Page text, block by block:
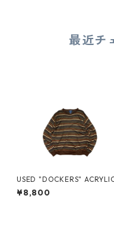
最近チ
USED "DOCKERS"
KNIT
¥8,800